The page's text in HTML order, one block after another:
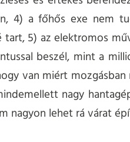
4) a főhős exe nem
tart, 5) az elektromos
beszél, mint a
van miért mozgásban
nagy
nagyon lehet rá várat